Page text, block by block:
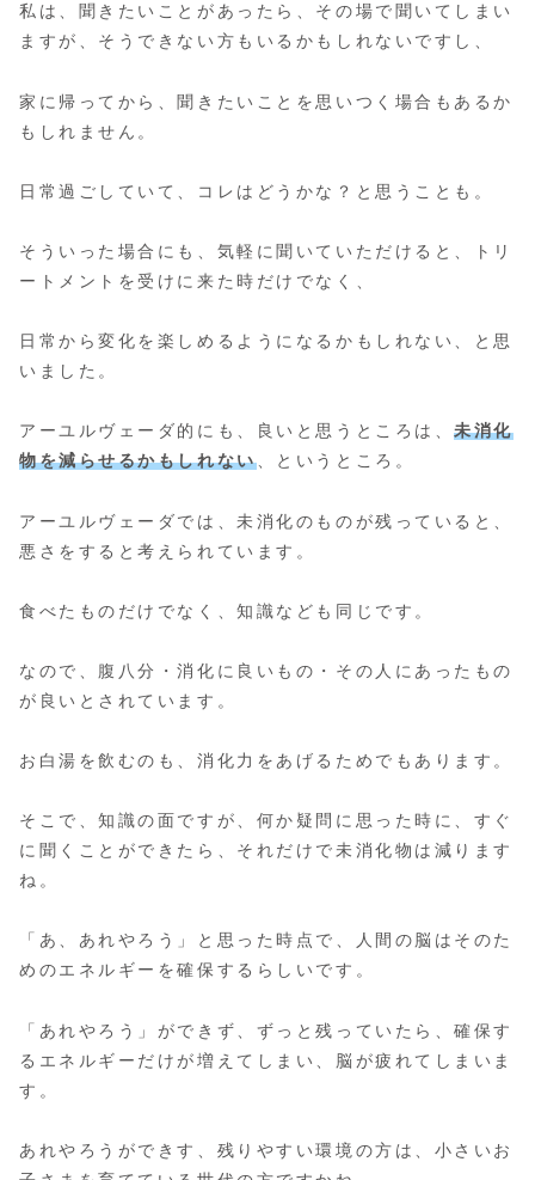
私は、聞きたいことがあったら、その場で聞いてしまい
ますが、そうできない方もいるかもしれないですし、
家に帰ってから、聞きたいことを思いつく場合もあるか
もしれません。
日常過ごしていて、コレはどうかな？と思うことも。
そういった場合にも、気軽に聞いていただけると、トリ
ートメントを受けに来た時だけでなく、
日常から変化を楽しめるようになるかもしれない、と思
いました。
アーユルヴェーダ的にも、良いと思うところは、未消化
物を減らせるかもしれない、というところ。
アーユルヴェーダでは、未消化のものが残っていると、
悪さをすると考えられています。
食べたものだけでなく、知識なども同じです。
なので、腹八分・消化に良いもの・その人にあったもの
が良いとされています。
お白湯を飲むのも、消化力をあげるためでもあります。
そこで、知識の面ですが、何か疑問に思った時に、すぐ
に聞くことができたら、それだけで未消化物は減ります
ね。
「あ、あれやろう」と思った時点で、人間の脳はそのた
めのエネルギーを確保するらしいです。
「あれやろう」ができず、ずっと残っていたら、確保す
るエネルギーだけが増えてしまい、脳が疲れてしまいま
す。
あれやろうができす、残りやすい環境の方は、小さいお